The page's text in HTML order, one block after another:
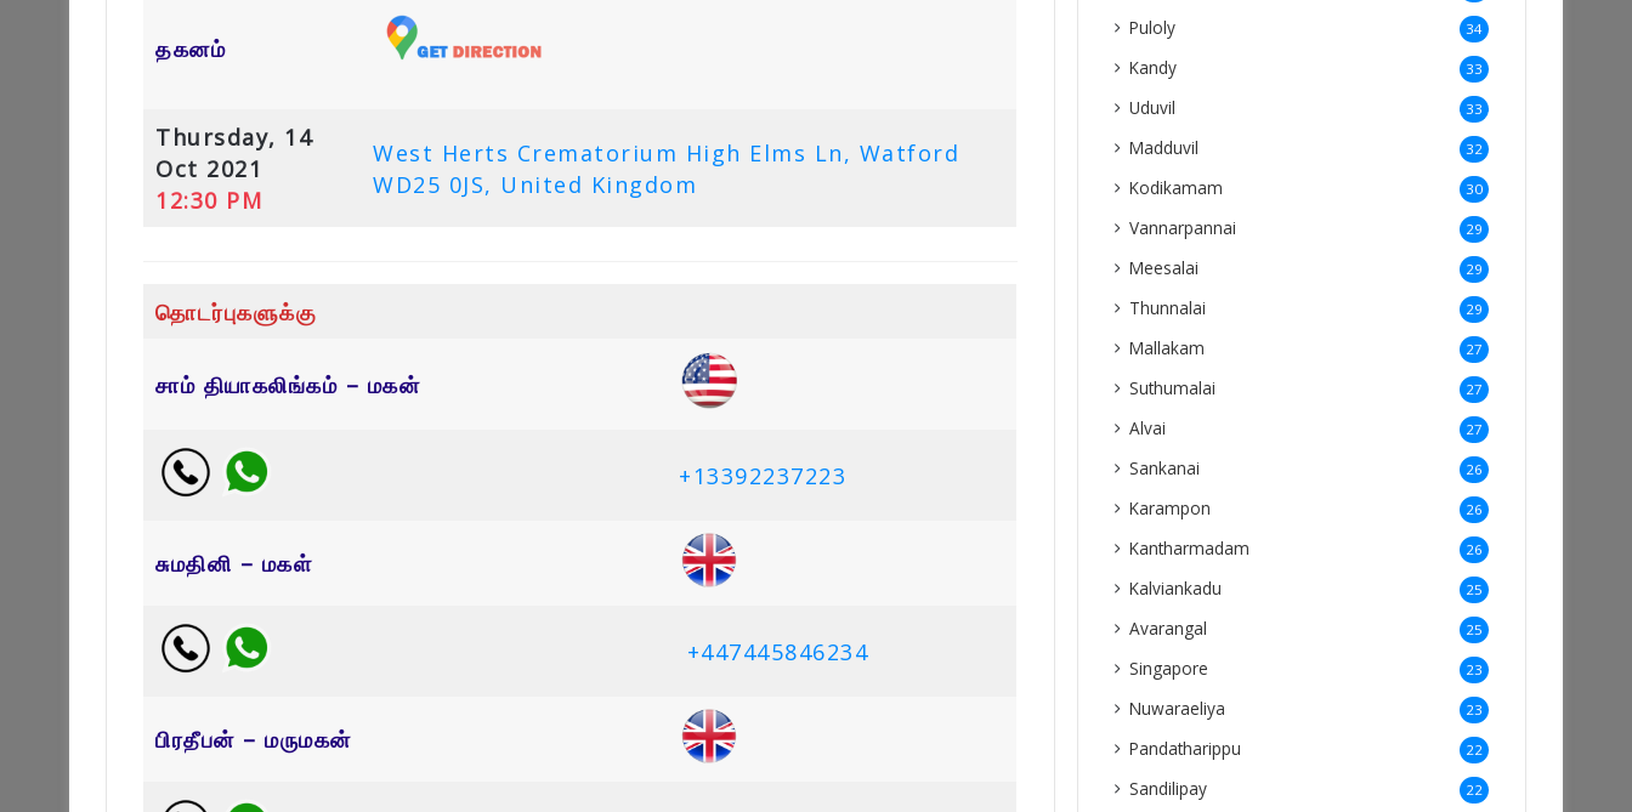
தகனம்
Thursday, 14
Oct 2021
12:30 PM
West Herts Crematorium High Elms Ln, Watford
WD25 0JS, United Kingdom
தொடர்புகளுக்கு
சாம் தியாகலிங்கம் – மகன்
+13392237223
சுமதினி – மகள்
+447445846234
பிரதீபன் – மருமகன்
Puloly 34
Kandy 33
Uduvil 33
Madduvil 32
Kodikamam 30
Vannarpannai 29
Meesalai 29
Thunnalai 29
Mallakam 27
Suthumalai 27
Alvai 27
Sankanai 26
Karampon 26
Kantharmadam 26
Kalviankadu 25
Avarangal 25
Singapore 23
Nuwaraeliya 23
Pandatharippu 22
Sandilipay 22